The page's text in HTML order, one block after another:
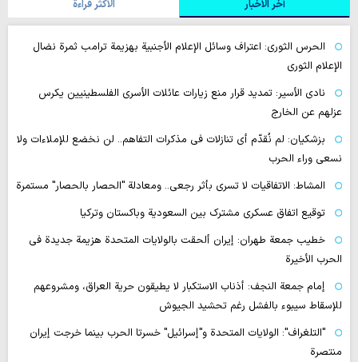
آخر الأخبار الأکثر قراءة
الحرس الثوري: اعتراف وسائل الإعلام الأجنبية بهزيمة ترامب ثمرة نضال
الإعلام الثوري
نادي الأسير: تمديد قرار منع زيارات عائلات الأسرى الفلسطينيين يكرس
عزلهم عن الخارج
بزشكيان: لم نُقدّم أي تنازلات في مذكرات التفاهم.. لن نخضع للإملاءات ولا
نسعى وراء الحرب
المشاط: الاتفاقيات لا تسري بأثر رجعي.. ومعادلة "الحصار بالحصار" مستمرة
توقيع اتفاق عسكري مشترك بين السعودية وباكستان وتركيا
خطيب جمعة طهران: إيران ألحقت بالولايات المتحدة هزيمة جديدة في
الحرب الأخيرة
إمام جمعة النجف: أذناب الاستكبار لا يطيقون حرية العراق، ومشروعهم
للإسقاط سيبوء بالفشل رغم تحشيد الجيوش
"التلغراف": الولايات المتحدة و"إسرائيل" خسرتا الحرب بينما خرجت إيران
منتصرة